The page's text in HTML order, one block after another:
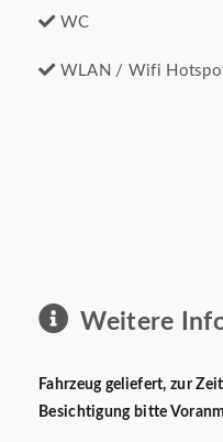
WC
WLAN / Wifi
Weitere
Fahrzeug geliefert, zur
Besichtigung bitte